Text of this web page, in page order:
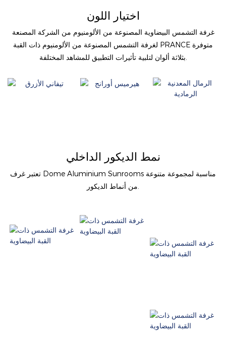
اختيار اللون
غرفة التشمس البيضاوية المصنوعة من الألومنيوم من الشركة المصنعة
لغرفة التشمس المصنوعة من الألومنيوم ذات القبة PRANCE متوفرة
بثلاثة ألوان لتلبية تأثيرات التطبيق للمشاهد المختلفة.
نمط الديكور الداخلي
تعتبر غرف Dome Aluminium Sunrooms مناسبة لمجموعة متنوعة
من أنماط الديكور.